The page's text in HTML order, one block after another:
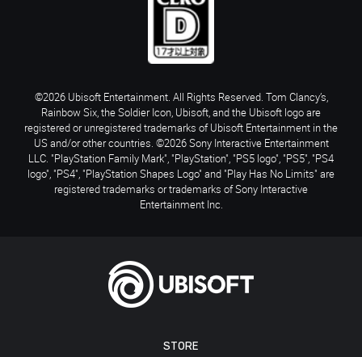
STORE
©2026 Ubisoft Entertainment. All Rights Reserved. Tom Clancy’s,
Rainbow Six, the Soldier Icon, Ubisoft, and the Ubisoft logo are
registered or unregistered trademarks of Ubisoft Entertainment in the
US and/or other countries. ©2026 Sony Interactive Entertainment
LLC. "PlayStation Family Mark", "PlayStation", "PS5 logo", "PS5", "PS4
logo", "PS4", "PlayStation Shapes Logo" and "Play Has No Limits" are
registered trademarks or trademarks of Sony Interactive
Entertainment Inc.